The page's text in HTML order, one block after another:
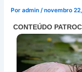
Poradmin/novembro